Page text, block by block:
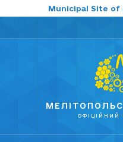
Municipal Site of
ОФІЦІЙНИЙ